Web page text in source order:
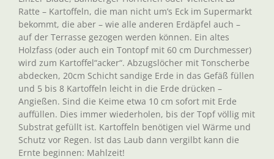
Ratte – Kartoffeln, die man nicht um’s Eck im Supermarkt
bekommt, die aber – wie alle anderen Erdäpfel auch –
auf der Terrasse gezogen werden können. Ein altes
Holzfass (oder auch ein Tontopf mit 60 cm Durchmesser)
wird zum Kartoffel“acker“. Abzugslöcher mit Tonscherbe
abdecken, 20cm Schicht sandige Erde in das Gefäß füllen
und 5 bis 8 Kartoffeln leicht in die Erde drücken –
Angießen. Sind die Keime etwa 10 cm sofort mit Erde
auffüllen. Dies immer wiederholen, bis der Topf völlig mit
Substrat gefüllt ist. Kartoffeln benötigen viel Wärme und
Schutz vor Regen. Ist das Laub dann vergilbt kann die
Ernte beginnen: Mahlzeit!